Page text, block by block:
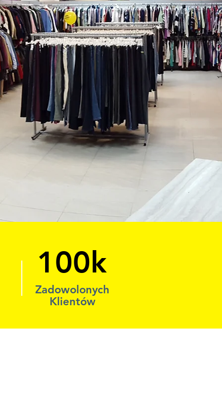
100k
Zadowolonych
Klientów